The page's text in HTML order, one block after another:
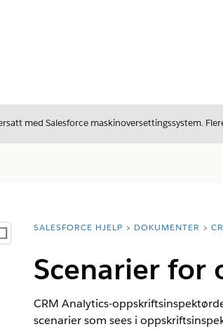
med Salesforce maskinoversettingssystem.
innholdsfortegnelse
Du er her:
SALESFORCE HJELP DOKUMENTER
Scenarier for
CRM Analytics-
scenarier som sees i